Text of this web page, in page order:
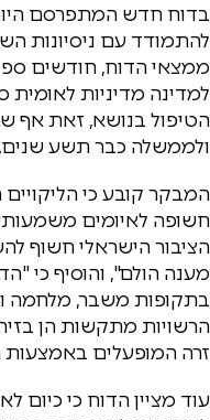
בדוח חדש המתפרסם
להתמודד עם ניסיונות
ממצאי הדוח, חודשים
למדינה מדיניות
הטיפול בנושא, זאת אף
ולממשלה כבר תשע שנים.
המבקר קובע כי
חשופה לאיומים
הציבור הישראלי חשוף
מענה הולם", והוסיף כי
בתקופות משבר, מלחמה
הרשויות מתקשות הן
זרה המופעלים באמצעות
עוד מציין הדוח כי כיום